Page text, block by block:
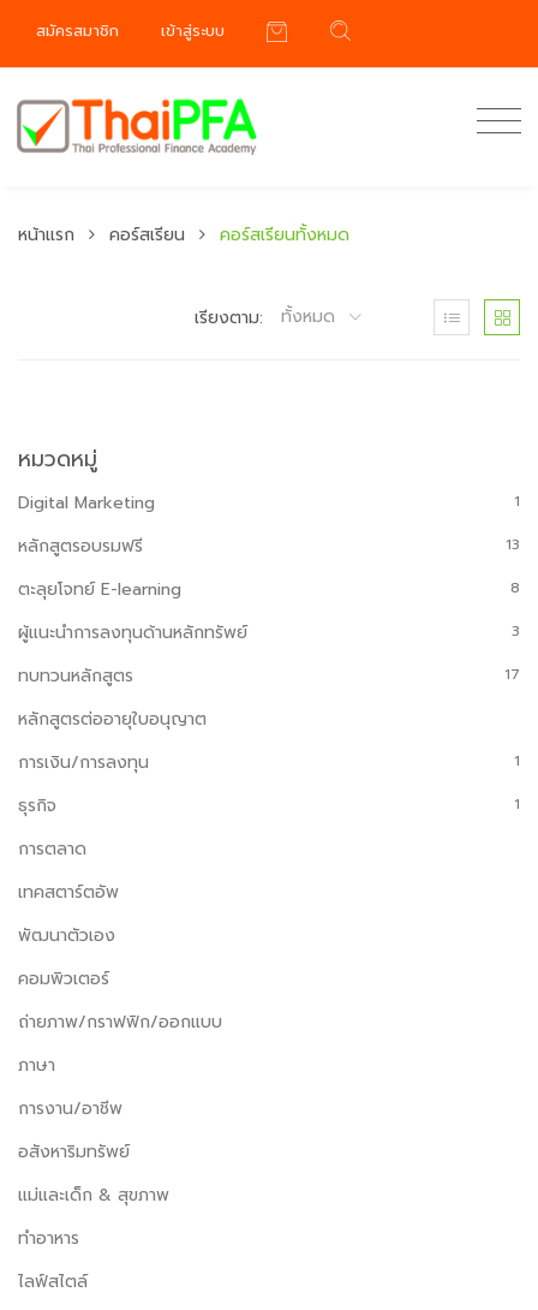
สมัครสมาชิก เข้าสู่ระบบ
หน้าแรก คอร์สเรียน คอร์สเรียนทั้งหมด
เรียงตาม: ทั้งหมด
หมวดหมู่
Digital Marketing 1
หลักสูตรอบรมฟรี 13
ตะลุยโจทย์ E-learning 8
ผู้แนะนำการลงทุนด้านหลักทรัพย์ 3
ทบทวนหลักสูตร 17
หลักสูตรต่ออายุใบอนุญาต
การเงิน/การลงทุน
1
ธุรกิจ 1
การตลาด
เทคสตาร์ตอัพ
พัฒนาตัวเอง
คอมพิวเตอร์
ถ่ายภาพ/กราฟฟิก/ออกแบบ
ภาษา
การงาน/อาชีพ
อสังหาริมทรัพย์
แม่และเด็ก & สุขภาพ
ทำอาหาร
ไลฟ์สไตล์